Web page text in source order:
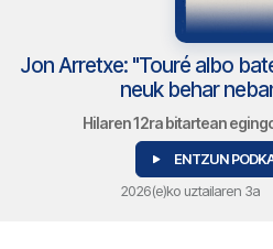
Jon Arretxe: "Touré albo
neuk behar
Hilaren 12ra bitartean
ENTZUN
2026(e)ko uztailaren 3a